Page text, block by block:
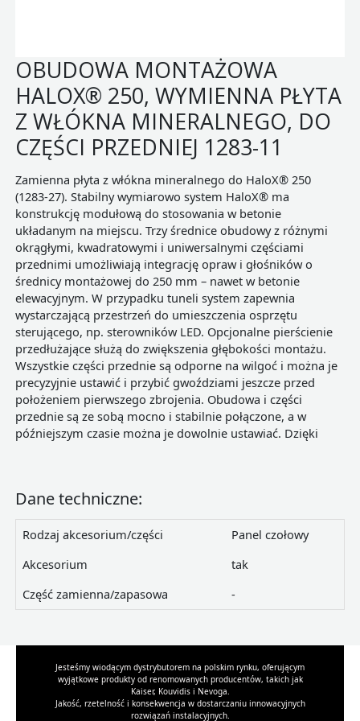
OBUDOWA MONTAŻOWA
HALOX® 250, WYMIENNA PŁYTA
Z WŁÓKNA MINERALNEGO, DO
CZĘŚCI PRZEDNIEJ 1283-11
Zamienna płyta z włókna mineralnego do HaloX® 250
(1283-27). Stabilny wymiarowo system HaloX® ma
konstrukcję modułową do stosowania w betonie
układanym na miejscu. Trzy średnice obudowy z różnymi
okrągłymi, kwadratowymi i uniwersalnymi częściami
przednimi umożliwiają integrację opraw i głośników o
średnicy montażowej do 250 mm – nawet w betonie
elewacyjnym. W przypadku tuneli system zapewnia
wystarczającą przestrzeń do umieszczenia osprzętu
sterującego, np. sterowników LED. Opcjonalne pierścienie
przedłużające służą do zwiększenia głębokości montażu.
Wszystkie części przednie są odporne na wilgoć i można je
precyzyjnie ustawić i przybić gwoździami jeszcze przed
położeniem pierwszego zbrojenia. Obudowa i części
przednie są ze sobą mocno i stabilnie połączone, a w
późniejszym czasie można je dowolnie ustawiać. Dzięki
Dane techniczne:
Rodzaj akcesorium/części
Panel czołowy
Akcesorium
tak
Część zamienna/zapasowa
-
Jesteśmy wiodącym dystrybutorem na polskim rynku, oferującym
wyjątkowe produkty od renomowanych producentów, takich jak
Kaiser, Kouvidis i Nevoga.
Jakość, rzetelność i konsekwencja w dostarczaniu innowacyjnych
rozwiązań instalacyjnych.